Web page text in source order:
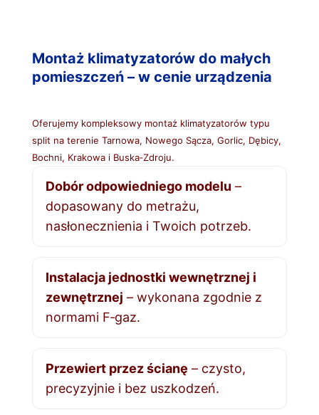
Montaż klimatyzatorów do małych
pomieszczeń – w cenie urządzenia
Oferujemy kompleksowy montaż klimatyzatorów typu
split na terenie Tarnowa, Nowego Sącza, Gorlic, Dębicy,
Bochni, Krakowa i Buska‑Zdroju.
Dobór odpowiedniego modelu –
dopasowany do metrażu,
nasłonecznienia i Twoich potrzeb.
Instalacja jednostki wewnętrznej i
zewnętrznej – wykonana zgodnie z
normami F‑gaz.
Przewiert przez ścianę – czysto,
precyzyjnie i bez uszkodzeń.